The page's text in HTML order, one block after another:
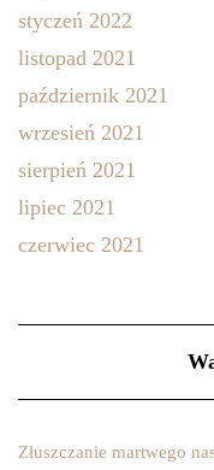
styczeń 2022
listopad 2021
październik 2021
wrzesień 2021
sierpień 2021
lipiec 2021
czerwiec 2021
Złuszczanie martwego